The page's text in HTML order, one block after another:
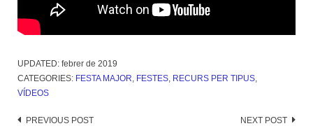
UPDATED: febrer de 2019
CATEGORIES: FESTA MAJOR, FESTES, RECURS PER TIPUS,
VÍDEOS
Post
PREVIOUS POST NEXT POST